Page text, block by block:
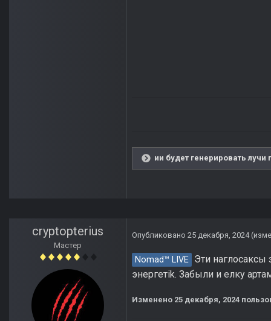
ии будет генерировать
cryptopterius
Мастер
Опубликовано 25 декабря, 2024
Nomad™ LIVE Эти наглосаксы
энергетik. Забыли и елку
Изменено 25 декабря, 2024